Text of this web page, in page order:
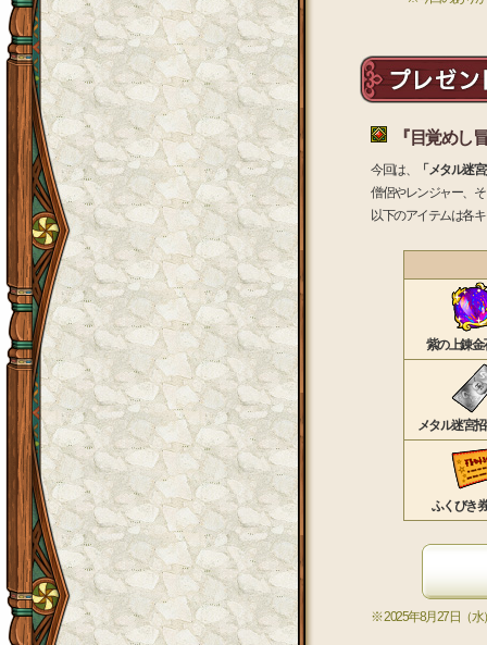
『目覚めし
今回は、
「メタル迷
僧侶やレンジャー、
以下のアイテムは各
紫の上錬
メタル迷宮
ふくびき
※ 2025年8月27日（